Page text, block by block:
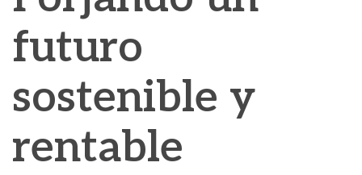
futuro
sostenible y
rentable